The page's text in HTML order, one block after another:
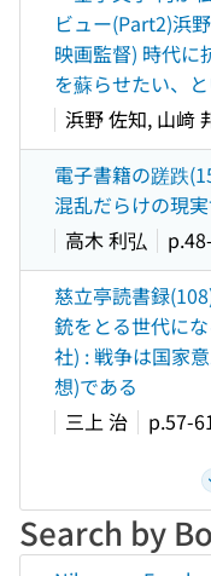
ビュー(Part2)浜
映画監督) 時代に
を蘇らせたい、
浜野 佐知, 山﨑
電子書籍の蹉跌
混乱だらけの現
高木 利弘
慈立亭読書録
銃をとる世代に
社) : 戦争は国家
想)である
三上 治
p.57-
Search by